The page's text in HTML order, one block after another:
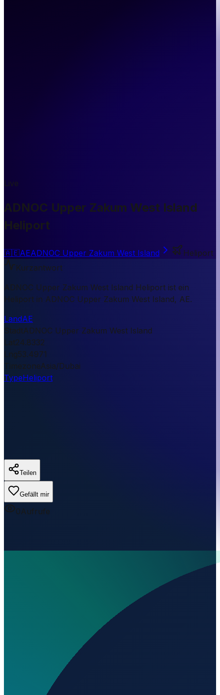
Live
ADNOC Upper Zakum West Island
Heliport
🇦🇪AEADNOC Upper Zakum West Island
Heliport
Kurzantwort
ADNOC Upper Zakum West Island Heliport ist ein
Heliport in ADNOC Upper Zakum West Island, AE.
LandAE
StadtADNOC Upper Zakum West Island
Lat24.8332
Lng53.4971
TimezoneAsia/Dubai
TypeHeliport
Teilen
Gefällt mir
0Aufrufe